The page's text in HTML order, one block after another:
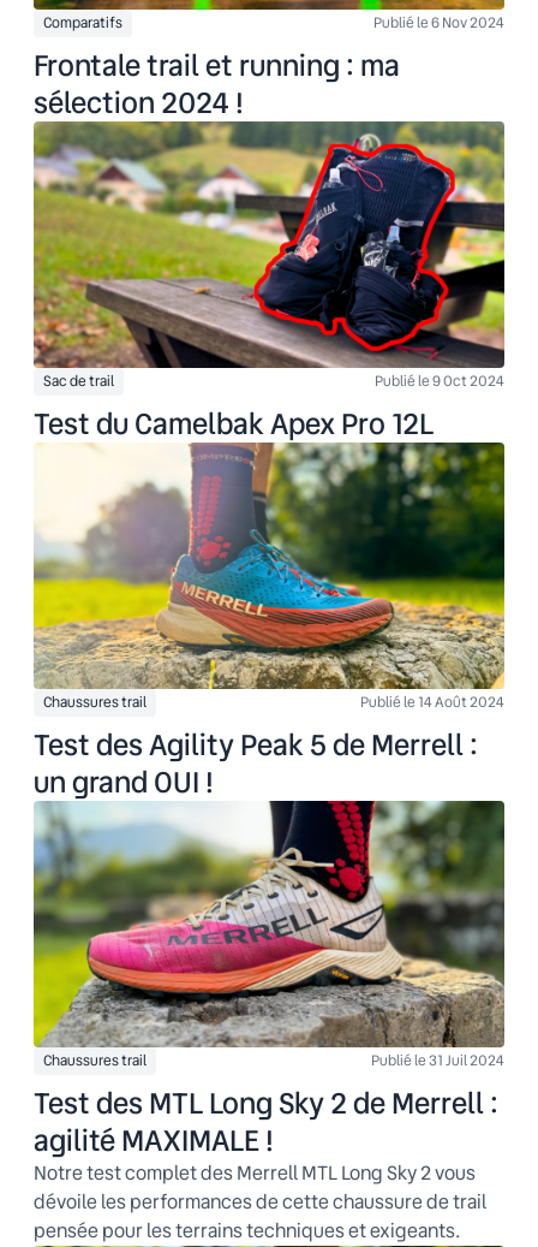
Comparatifs Publié le 6 Nov 2024
Frontale trail et running : ma
sélection 2024 !
Sac de trail Publié le 9 Oct 2024
Test du Camelbak Apex Pro 12L
Chaussures trail Publié le 14 Août 2024
Test des Agility Peak 5 de Merrell :
un grand OUI !
Chaussures trail Publié le 31 Juil 2024
Test des MTL Long Sky 2 de Merrell :
agilité MAXIMALE !
Notre test complet des Merrell MTL Long Sky 2 vous
dévoile les performances de cette chaussure de trail
pensée pour les terrains techniques et exigeants.